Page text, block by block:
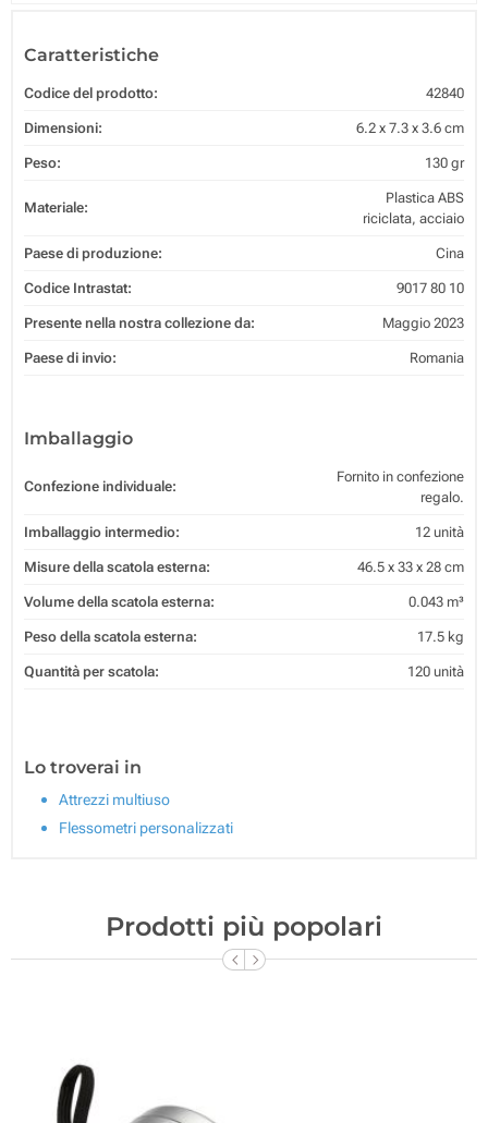
Caratteristiche
Codice del prodotto: 42840
Dimensioni: 6.2 x 7.3 x 3.6 cm
Peso: 130 gr
Materiale:
Plastica ABS
riciclata, acciaio
Paese di produzione: Cina
Codice Intrastat: 9017 80 10
Presente nella nostra collezione da: Maggio 2023
Paese di invio: Romania
Imballaggio
Confezione individuale:
Fornito in confezione
regalo.
Imballaggio intermedio: 12 unità
Misure della scatola esterna: 46.5 x 33 x 28 cm
Volume della scatola esterna: 0.043 m³
Peso della scatola esterna: 17.5 kg
Quantità per scatola: 120 unità
Lo troverai in
Attrezzi multiuso
Flessometri personalizzati
Prodotti più popolari